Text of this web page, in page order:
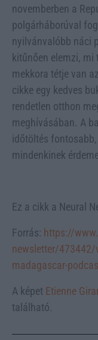
novemberben a
polgárháborúval
nyilvánvalóbb náci
kitűnően elemzi, mi
mekkora tétje van
cikke egy kedves
rendetlen otthon
meghívásában. A
időtöltés
mindenkinek
Ez a cikk a Neural
Forrás: https://
newsletter/473442/
madagascar-
A képet Etienne
található.